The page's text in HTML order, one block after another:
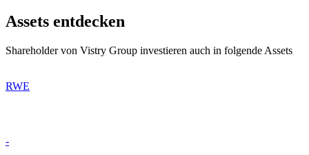
Assets entdecken
Shareholder von Vistry Group investieren auch in folgende Assets
RWE
-